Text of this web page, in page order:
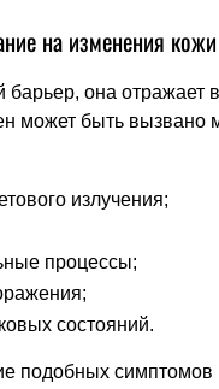
на изменения кожи
она отражает
может быть вызвано
излучения;
процессы;
состояний.
подобных симптомов